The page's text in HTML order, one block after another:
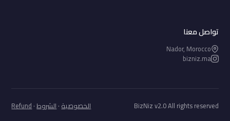
تواصل معنا
Nador, Morocco
bizniz.ma
BizNiz v2.0 All rights reserved الخصوصية·الشروط·
Refund